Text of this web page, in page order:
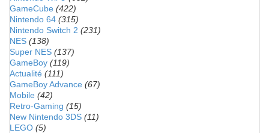
GameCube (422)
Nintendo 64 (315)
Nintendo Switch 2 (231)
NES (138)
Super NES (137)
GameBoy (119)
Actualité (111)
GameBoy Advance (67)
Mobile (42)
Retro-Gaming (15)
New Nintendo 3DS (11)
LEGO (5)